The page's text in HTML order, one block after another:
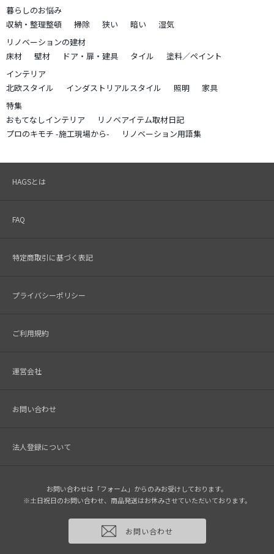
暮らしのお悩み
収納・整理整頓
掃除 狭い 暗い
湿気
リノベーションの建材
床材
壁材 ドア・扉・建具 タイル
塗料／ペイント
インテリア
北欧スタイル
インダストリアルスタイル 照明
家具
特集
おもてなしインテリア
リノベアイテム取材日記
プロのキモチ -施工現場から-
リノベーション用語集
HAGSとは
FAQ
特定商取引に基づく表記
プライバシーポリシー
ご利用規約
運営会社
お問い合わせ
法人登録について
お問い合わせは「フォーム」からのみお受けしております。
※土日祝日のお問い合わせ、商品発送はお休みさせていただいております。
お問い合わせ